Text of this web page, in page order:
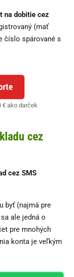
na dobitie cez
(mať
číslo spárované s
€ ako darček
cez
cez SMS
byť (najmä pre
ale jedná o
pre mnohých
konta je veľkým